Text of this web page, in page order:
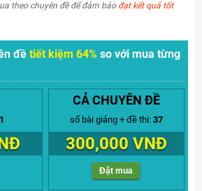
theo chuyên đề để đảm bảo đạt kết quả tốt
đề tiết kiệm 64% so với mua từng
1
CẢ CHUYÊN ĐỀ
số bài giảng + đề thi: 37
300,000 VNĐ
Đặt mua